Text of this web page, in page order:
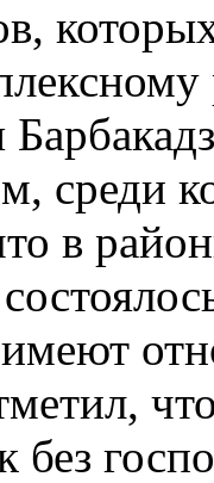
среди
в
без